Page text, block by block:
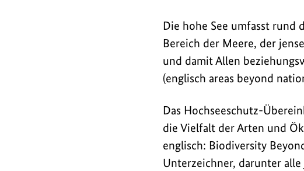
möglich.
Die hohe See umfasst rund
Bereich der Meere, der
und damit Allen
(englisch areas beyond
Das Hochseeschutz-
die Vielfalt der Arten und
englisch: Biodiversity
Unterzeichner, darunter alle